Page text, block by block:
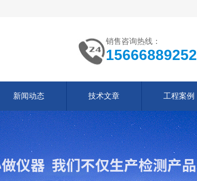
销售咨询热线：
15666889252
新闻动态 技术文章 工程案例